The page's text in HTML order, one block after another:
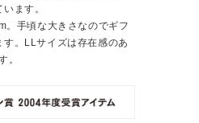
ます。
。手頃な大きさなのでギフ
す。LLサイズは存在感のあ
。